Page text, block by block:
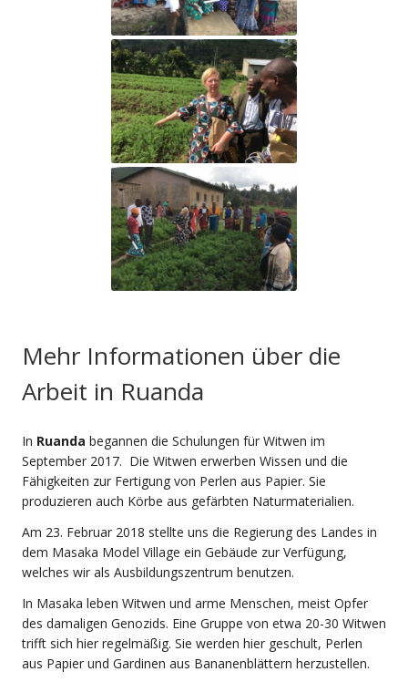
Mehr Informationen über die
Arbeit in Ruanda
In Ruanda begannen die Schulungen für Witwen im
September 2017. Die Witwen erwerben Wissen und die
Fähigkeiten zur Fertigung von Perlen aus Papier. Sie
produzieren auch Körbe aus gefärbten Naturmaterialien.
Am 23. Februar 2018 stellte uns die Regierung des Landes in
dem Masaka Model Village ein Gebäude zur Verfügung,
welches wir als Ausbildungszentrum benutzen.
In Masaka leben Witwen und arme Menschen, meist Opfer
des damaligen Genozids. Eine Gruppe von etwa 20-30 Witwen
trifft sich hier regelmäßig. Sie werden hier geschult, Perlen
aus Papier und Gardinen aus Bananenblättern herzustellen.